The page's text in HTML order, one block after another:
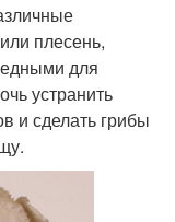
плесень,
для
устранить
и сделать грибы